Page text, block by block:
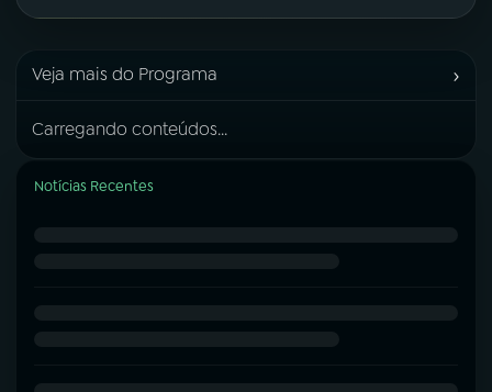
Veja mais do Programa ›
Carregando conteúdos...
Notícias Recentes